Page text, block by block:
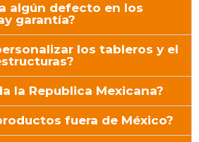
algún defecto en los
garantía?
los tableros y el
la Republica Mexicana?
fuera de México?